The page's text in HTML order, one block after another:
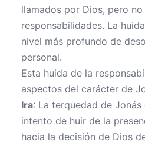
llamados por Dios, pero
responsabilidades. La
nivel más profundo de
personal.
Esta huida de la
aspectos del carácter de
Ira: La terquedad de Jonás
intento de huir de la
hacia la decisión de Dios